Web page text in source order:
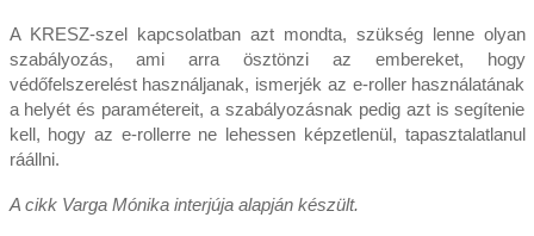
A KRESZ-szel kapcsolatban azt mondta, szükség lenne olyan
szabályozás, ami arra ösztönzi az embereket, hogy
védőfelszerelést használjanak, ismerjék az e-roller használatának
a helyét és paramétereit, a szabályozásnak pedig azt is segítenie
kell, hogy az e-rollerre ne lehessen képzetlenül, tapasztalatlanul
ráállni.
A cikk Varga Mónika interjúja alapján készült.